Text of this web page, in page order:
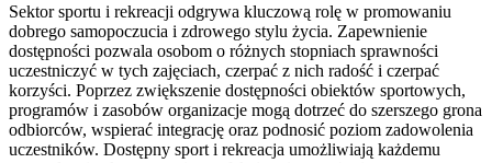
Sektor sportu i rekreacji odgrywa kluczową rolę w promowaniu
dobrego samopoczucia i zdrowego stylu życia. Zapewnienie
dostępności pozwala osobom o różnych stopniach sprawności
uczestniczyć w tych zajęciach, czerpać z nich radość i czerpać
korzyści. Poprzez zwiększenie dostępności obiektów sportowych,
programów i zasobów organizacje mogą dotrzeć do szerszego grona
odbiorców, wspierać integrację oraz podnosić poziom zadowolenia
uczestników. Dostępny sport i rekreacja umożliwiają każdemu